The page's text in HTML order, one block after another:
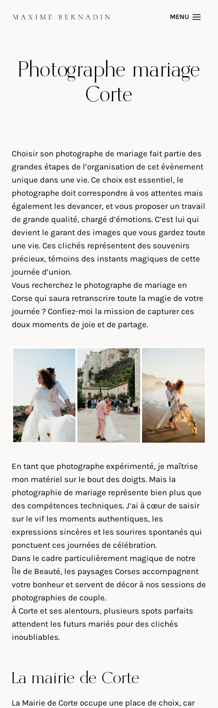
MENU
Photographe mariage
Corte
Choisir son photographe de mariage fait partie des
grandes étapes de l’organisation de cet évènement
unique dans une vie. Ce choix est essentiel, le
photographe doit correspondre à vos attentes mais
également les devancer, et vous proposer un travail
de grande qualité, chargé d’émotions. C’est lui qui
devient le garant des images que vous gardez toute
une vie. Ces clichés représentent des souvenirs
précieux, témoins des instants magiques de cette
journée d’union.
Vous recherchez le photographe de mariage en
Corse qui saura retranscrire toute la magie de votre
journée ? Confiez-moi la mission de capturer ces
doux moments de joie et de partage.
En tant que photographe expérimenté, je maîtrise
mon matériel sur le bout des doigts. Mais la
photographie de mariage représente bien plus que
des compétences techniques. J’ai à cœur de saisir
sur le vif les moments authentiques, les
expressions sincères et les sourires spontanés qui
ponctuent ces journées de célébration.
Dans le cadre particulièrement magique de notre
Île de Beauté, les paysages Corses accompagnent
votre bonheur et servent de décor à nos sessions de
photographies de couple.
À Corte et ses alentours, plusieurs spots parfaits
attendent les futurs mariés pour des clichés
inoubliables.
La mairie de Corte
La Mairie de Corte occupe une place de choix, car